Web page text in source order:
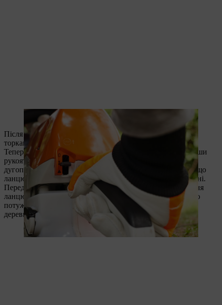
Комбінований важіль має перейти в робоче положення.
Після цього повільно підніміть мотопилу із землі, не
торкаючись важеля газу.
Тепер відпустіть гальмо ланцюга, лівою рукою потягнувши
рукоятку гальма ланцюга на себе. Але ще не відпускайте
дугоподібну рукоятку. Характерне клацання сигналізує, що
ланцюг розблокований і тепер може пересуватися по шині.
Перед тим як братися до роботи, перевірте ще змащування
ланцюга: якщо тримати ланцюг, який рухається з повною
потужністю, над аркушем паперу або шматком світлої
деревини, на ньому має бути видно чіткий слід оливи.